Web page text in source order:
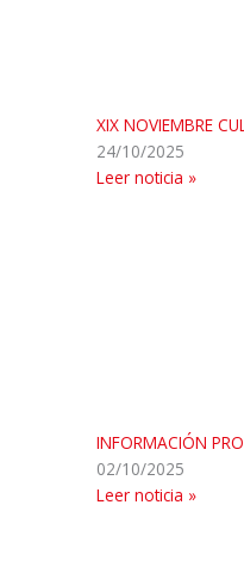
XIX NOVIEMBRE
24/10/2025
Leer noticia »
INFORMACIÓN
02/10/2025
Leer noticia »